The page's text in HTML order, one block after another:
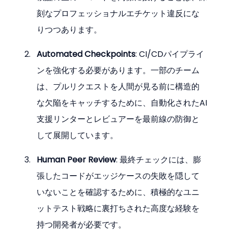
刻なプロフェッショナルエチケット違反にな
りつつあります。
Automated Checkpoints: CI/CDパイプライ
ンを強化する必要があります。一部のチーム
は、プルリクエストを人間が見る前に構造的
な欠陥をキャッチするために、自動化されたAI
支援リンターとレビュアーを最前線の防御と
して展開しています。
Human Peer Review: 最終チェックには、膨
張したコードがエッジケースの失敗を隠して
いないことを確認するために、積極的なユニ
ットテスト戦略に裏打ちされた高度な経験を
持つ開発者が必要です。